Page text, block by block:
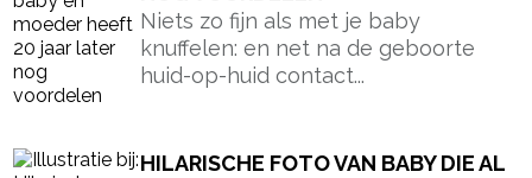
Niets zo fijn als met je baby
knuffelen: en net na de geboorte
huid-op-huid contact...
HILARISCHE FOTO VAN BABY DIE AL